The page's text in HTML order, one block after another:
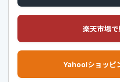
楽天市場
Yahoo!ショッピ